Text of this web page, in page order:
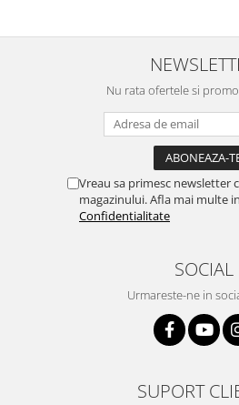
Sortare si numarare
Mărgele de călcat HAMA
Hama Maxi Sticks
Margele HAMA MAXI
Mărgele HAMA MINI
Perceperea timpului - TimeTimer
Nu rata ofertele si
Vreau sa primesc newsletter
magazinului. Afla mai multe in
Confidentialitate
SOCIAL
Urmareste-ne in
SUPORT